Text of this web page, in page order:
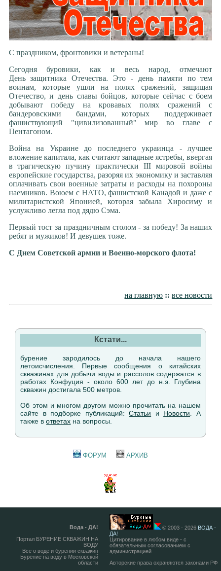
С праздником, фронтовики и ветераны!
Сегодня буровики, как и весь народ, отмечают
День защитника Отечества. Это - день памяти по тем
воинам, которые ушли на полях сражений, защищая
Отечество, и день славы бойцов, которые сейчас с боем
добывают победу на кровавых полях сражений с
бандеровскими бандами, которых поддерживает
фашиствующий "цивилизованный" мир во главе с
Пентагоном.
Война на Украине до последнего украинца - лучшее
вложение капитала, как считают западные ястребы, ввергая
в трагическую пучину практически III мировой войны
европейские государства, разоряя их экономику и заставляя
оплачивать свои военные затраты и расходы на похороны
наемников. Воюем с НАТО, фашистской Канадой и даже с
милитаристской Японией, которая забыла Хиросиму и
услужливо легла под дядю Сэма.
Первый тост за праздничным столом - за победу! За наших
ребят и мужиков! И девушек тоже.
С Днем Советской армии и Военно-морского флота!
на главную :: все новости
Кстати...
бурение зародилось до начала нашего
летоисчисления. Первые сообщения о китайских
скважинах для добычи воды и рассолов содержатся в
работах Конфуция - около 600 лет до н.э. Глубина
скважин достигала 500 метров.
Об этом и многом другом можно прочитать на нашем
сайте в подборке публикаций:Статьи и Новости . А
также вответах на вопросы.
ФОРУМ АРХИВ
Вода - ДА!
Портал БУРЕНИЕ СКВАЖИН НА
ВОДУ
Все о воде и бурении скважин
Бурение на воду в Московской
области
© 2003 - 2026 ВОДА -
ДА!
Цитирование в любом виде - с
обязательным согласованием с
администрацией.
Авторские права охраняются законами РФ